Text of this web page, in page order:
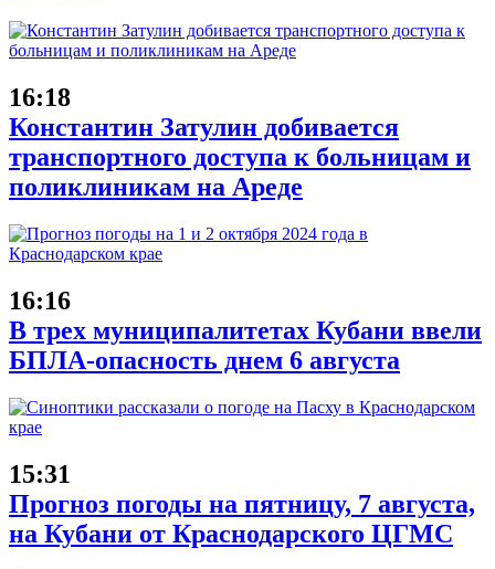
16:18
Константин Затулин добивается
транспортного доступа к больницам и
поликлиникам на Ареде
16:16
В трех муниципалитетах Кубани ввели
БПЛА-опасность днем 6 августа
15:31
Прогноз погоды на пятницу, 7 августа,
на Кубани от Краснодарского ЦГМС